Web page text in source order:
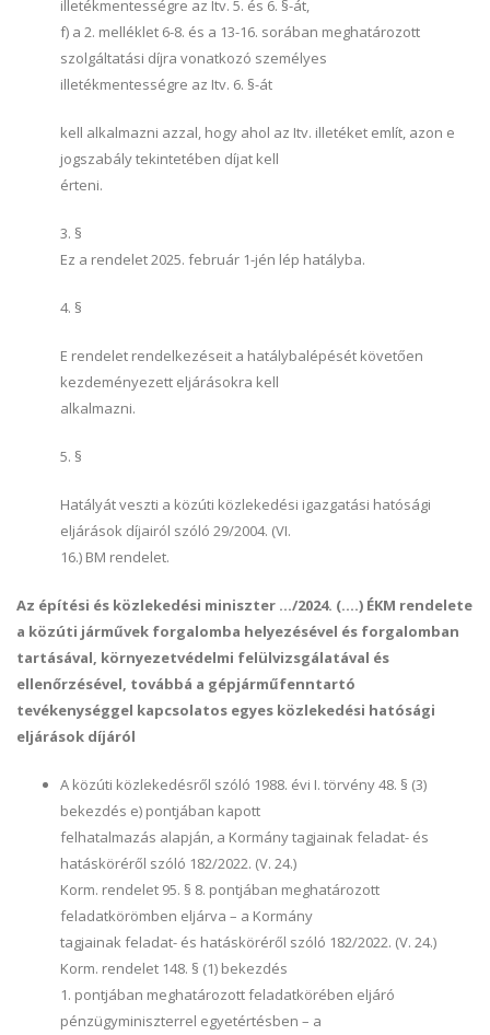
illetékmentességre az Itv. 5. és 6. §-át,
f) a 2. melléklet 6-8. és a 13-16. sorában meghatározott
szolgáltatási díjra vonatkozó személyes
illetékmentességre az Itv. 6. §-át
kell alkalmazni azzal, hogy ahol az Itv. illetéket említ, azon e
jogszabály tekintetében díjat kell
érteni.
3. §
Ez a rendelet 2025. február 1-jén lép hatályba.
4. §
E rendelet rendelkezéseit a hatálybalépését követően
kezdeményezett eljárásokra kell
alkalmazni.
5. §
Hatályát veszti a közúti közlekedési igazgatási hatósági
eljárások díjairól szóló 29/2004. (VI.
16.) BM rendelet.
Az építési és közlekedési miniszter .../2024. (....) ÉKM rendelete
a közúti járművek forgalomba helyezésével és forgalomban
tartásával, környezetvédelmi felülvizsgálatával és
ellenőrzésével, továbbá a gépjárműfenntartó
tevékenységgel kapcsolatos egyes közlekedési hatósági
eljárások díjáról
A közúti közlekedésről szóló 1988. évi I. törvény 48. § (3)
bekezdés e) pontjában kapott
felhatalmazás alapján, a Kormány tagjainak feladat- és
hatásköréről szóló 182/2022. (V. 24.)
Korm. rendelet 95. § 8. pontjában meghatározott
feladatkörömben eljárva – a Kormány
tagjainak feladat- és hatásköréről szóló 182/2022. (V. 24.)
Korm. rendelet 148. § (1) bekezdés
1. pontjában meghatározott feladatkörében eljáró
pénzügyminiszterrel egyetértésben – a